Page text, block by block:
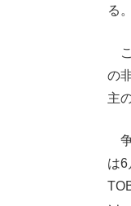
る。
こ
の
主
争
は6